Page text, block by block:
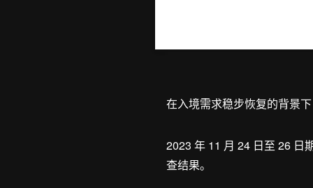
在入境需求稳步恢复的背景
2023 年 11 月 24 日至 26 日
查结果。